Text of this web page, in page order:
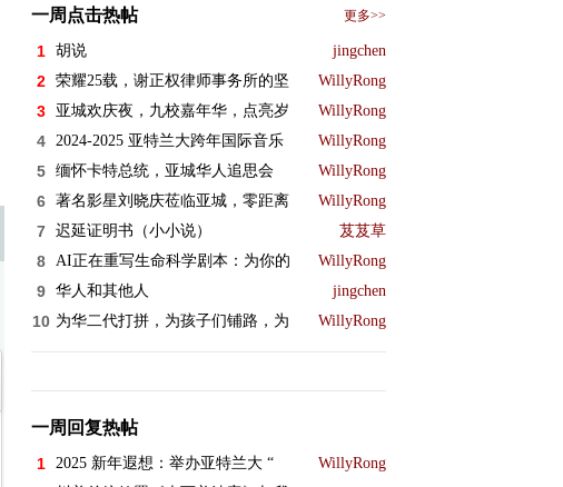
一周点击热帖 更多>>
1 胡说 jingchen
2 荣耀25载，谢正权律师事务所的坚 WillyRong
3 亚城欢庆夜，九校嘉年华，点亮岁 WillyRong
4 2024-2025 亚特兰大跨年国际音乐 WillyRong
5 缅怀卡特总统，亚城华人追思会 WillyRong
6 著名影星刘晓庆莅临亚城，零距离 WillyRong
7 迟延证明书（小小说） 芨芨草
8 AI正在重写生命科学剧本：为你的 WillyRong
9 华人和其他人 jingchen
10 为华二代打拼，为孩子们铺路，为 WillyRong
一周回复热帖
1 2025 新年遐想：举办亚特兰大 “ WillyRong